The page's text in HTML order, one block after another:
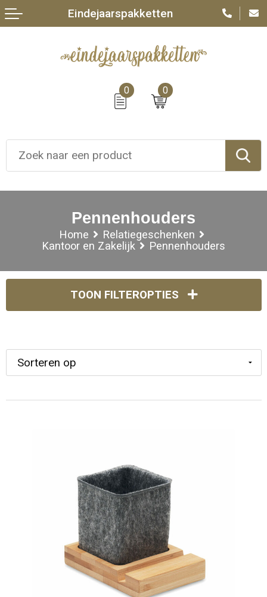
0 0
Eindejaarspakketten
Pennenhouders
Home
Relatiegeschenken
Kantoor en Zakelijk
Pennenhouders
TOON FILTEROPTIES